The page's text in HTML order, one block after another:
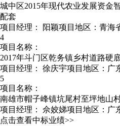
城中区2015年现代农业发展资金
配套
项目经理：
阳颖项目地区：青海
4
项目名称：
2017年斗门区乾务镇乡村道路硬
项目经理： 徐庆宇项目地区：广
5
项目名称：
南雄市帽子峰镇坑尾村至坪地山
项目经理： 佘姣娣项目地区：广
点击查看中标业绩>>